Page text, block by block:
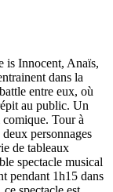
is Innocent, Anaïs,
dans la
entre eux, où
au public. Un
Tour à
personnages
de tableaux
spectacle musical
pendant 1h15 dans